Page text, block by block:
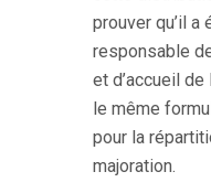
prouver qu’il a
responsable
et d’accueil
le même
pour la
majoration.